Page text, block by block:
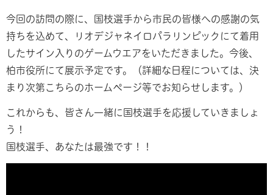
今回の訪問の際に、国枝選手から市民の皆様への感謝の気
持ちを込めて、リオデジャネイロパラリンピックにて着用
したサイン入りのゲームウエアをいただきました。今後、
柏市役所にて展示予定です。（詳細な日程については、決
まり次第こちらのホームページ等でお知らせします。）
これからも、皆さん一緒に国枝選手を応援していきましょ
う！
国枝選手、あなたは最強です！！